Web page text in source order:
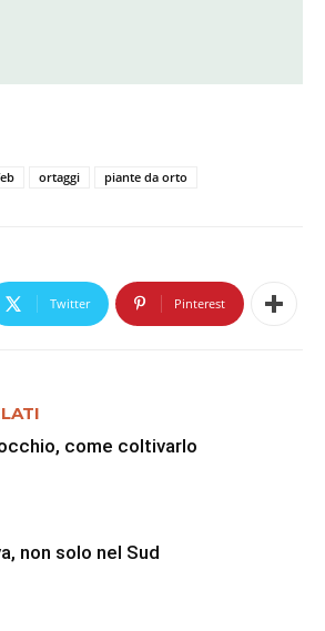
ortaggi piante da orto
Twitter Pinterest
come coltivarlo
non solo nel Sud